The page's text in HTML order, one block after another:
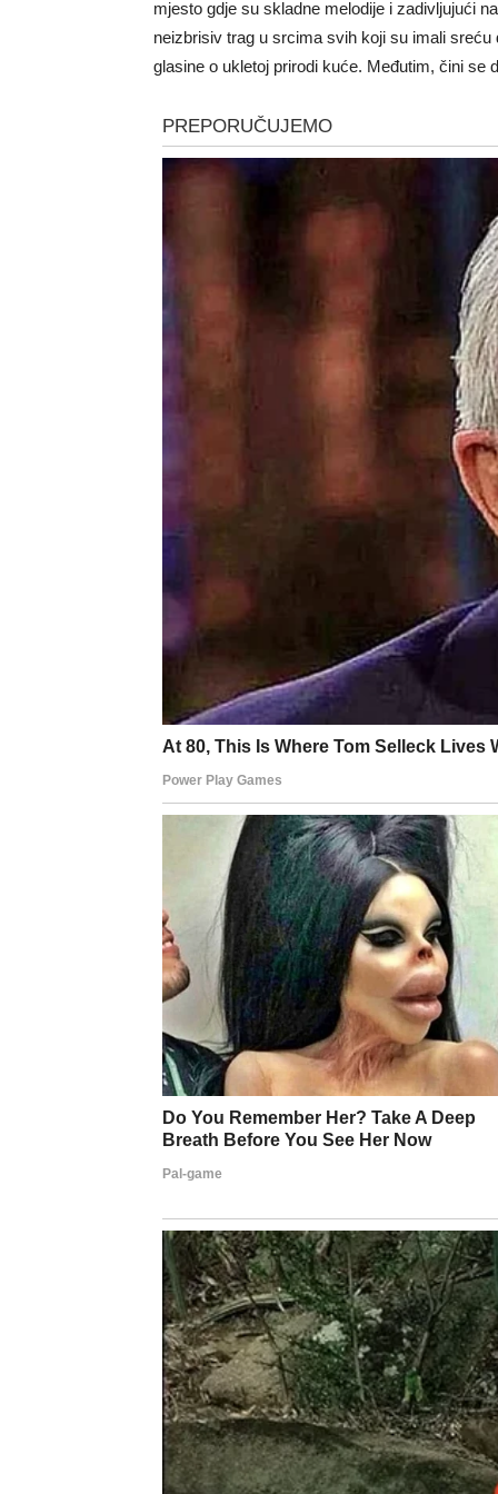
mjesto gdje su skladne melodije i zadivljujući
neizbrisiv trag u srcima svih koji su imali
glasine o ukletoj prirodi kuće. Međutim, čini se